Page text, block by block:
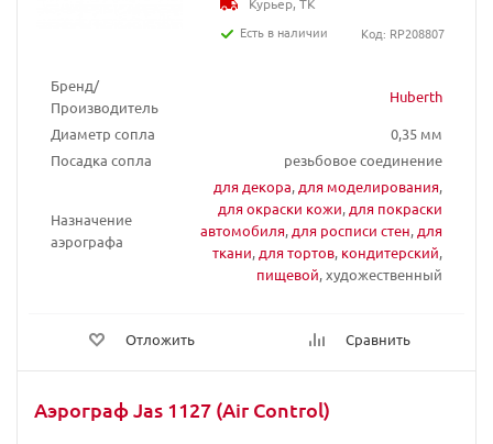
Бренд/
Производитель
Huberth
Диаметр сопла
0,35 мм
Посадка сопла
резьбовое соединение
Назначение
аэрографа
для декора, для моделирования,
для окраски кожи, для покраски
автомобиля, для росписи стен, для
ткани, для тортов, кондитерский,
пищевой, художественный
Отложить Сравнить
Есть в наличии
Код: RP208807
Аэрограф Jas 1127 (Air Control)